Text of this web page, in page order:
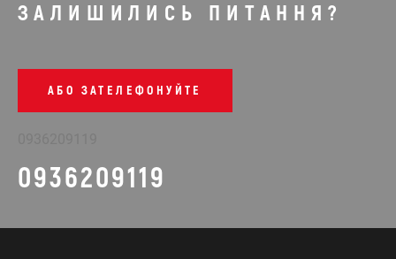
ЗАЛИШИЛИСЬ ПИТАННЯ?
АБО ЗАТЕЛЕФОНУЙТЕ
0936209119